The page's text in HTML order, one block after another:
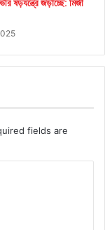
ষড়যন্ত্রে জড়াচ্ছে: মির্জা
fields are